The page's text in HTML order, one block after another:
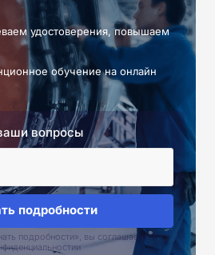
удостоверения, повышаем
обучение на онлайн
вопросы
подробности
подробности», вы соглашаетесь с